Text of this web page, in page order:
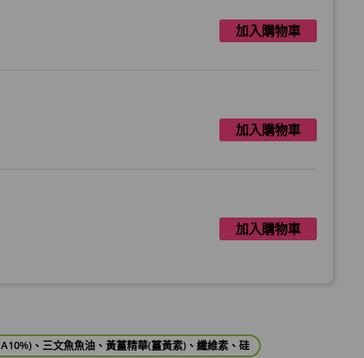
加入購物車
加入購物車
加入購物車
、三文魚魚油、黃薑精華(薑黃素)、纖維素、硅